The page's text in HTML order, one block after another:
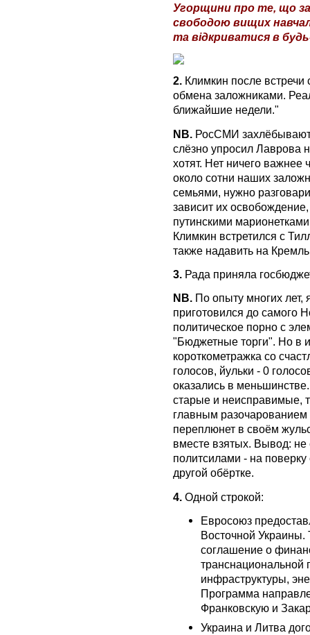
Угорщини про те, що
свободою вищих
та відкриватися в
2. Климкин после
обмена заложниками.
ближайшие недели."
NB. РосСМИ
слёзно упросил Лаврова
хотят. Нет ничего важнее
около сотни наших
семьями, нужно
зависит их
путинскими
Климкин встретился с
также надавить на
3. Рада приняла
NB. По опыту многих лет,
приготовился до самого
политическое порно с
"Бюджетные торги". Но в
короткометражка со
голосов, йульки - 0
оказались в
старые и неисправимые,
главным разочарованием
переплюнет в своём
вместе взятых. Вывод:
политсилами - на
другой обёртке.
4. Одной строкой:
Евросоюз
Восточной
соглашение о
транснациональной
инфраструктуры,
Программа
Франковскую и
Украина и Литва